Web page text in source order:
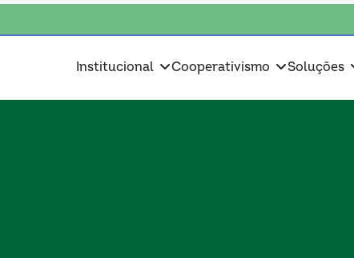
Institucional Cooperativismo Soluções